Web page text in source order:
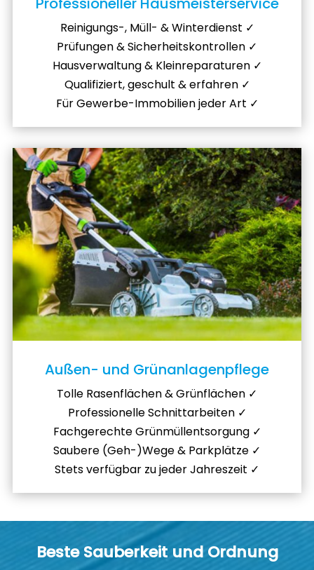
Reinigungs-, Müll- & Winterdienst ✓
Prüfungen & Sicherheitskontrollen ✓
Hausverwaltung & Kleinreparaturen ✓
Qualifiziert, geschult & erfahren ✓
Für Gewerbe-Immobilien jeder Art ✓
Außen- und Grünanlagenpflege
Tolle Rasenflächen & Grünflächen ✓
Professionelle Schnittarbeiten ✓
Fachgerechte Grünmüllentsorgung ✓
Saubere (Geh-)Wege & Parkplätze ✓
Stets verfügbar zu jeder Jahreszeit ✓
Beste Sauberkeit und Ordnung